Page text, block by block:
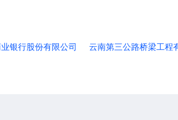
银行股份有限公司 云南第三公路桥梁工程